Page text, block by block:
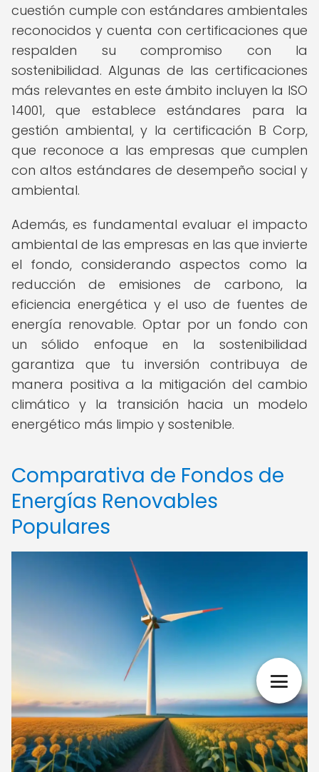
cuestión cumple con estándares ambientales
reconocidos y cuenta con certificaciones que
respalden su compromiso con la
sostenibilidad. Algunas de las certificaciones
más relevantes en este ámbito incluyen la ISO
14001, que establece estándares para la
gestión ambiental, y la certificación B Corp,
que reconoce a las empresas que cumplen
con altos estándares de desempeño social y
ambiental.
Además, es fundamental evaluar el impacto
ambiental de las empresas en las que invierte
el fondo, considerando aspectos como la
reducción de emisiones de carbono, la
eficiencia energética y el uso de fuentes de
energía renovable. Optar por un fondo con
un sólido enfoque en la sostenibilidad
garantiza que tu inversión contribuya de
manera positiva a la mitigación del cambio
climático y la transición hacia un modelo
energético más limpio y sostenible.
Comparativa de Fondos de
Energías Renovables
Populares